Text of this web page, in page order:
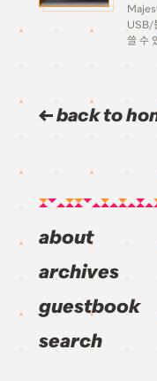
USB/
쓸 수
화려
back to
about
archives
guestbook
search